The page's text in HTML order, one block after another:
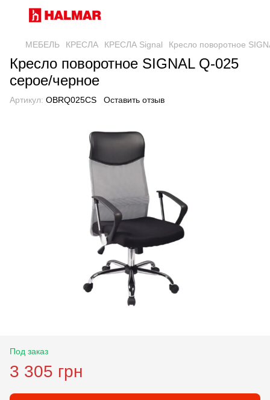
МЕБЕЛЬ КРЕСЛА КРЕСЛА Signal Кресло поворотное
Кресло поворотное SIGNAL Q-025
серое/черное
Артикул: OBRQ025CS Оставить отзыв
Под заказ
3 305 грн